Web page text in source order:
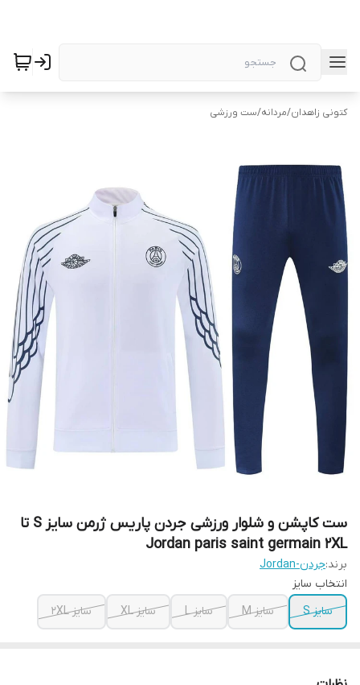
کتونی زاهدان/مردانه/ست ورزشی
ست کاپشن و شلوار ورزشی جردن پاریس ژرمن سایز S تا
Jordan paris saint germain 2XL
برند:جردن-Jordan
انتخاب سایز
سایز S
سایز M سایز L سایز XL سایز 2XL